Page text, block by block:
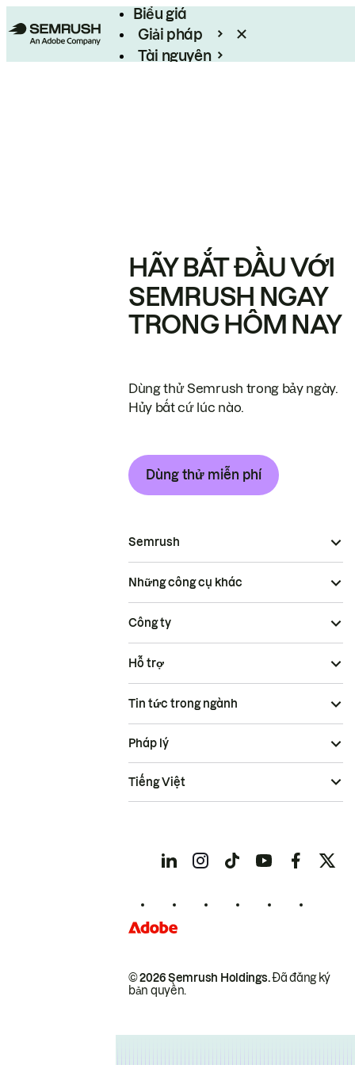
Biểu giá
Giải pháp
Tài nguyên
HÃY BẮT ĐẦU VỚI
SEMRUSH NGAY
TRONG HÔM NAY
Dùng thử Semrush trong bảy ngày.
Hủy bất cứ lúc nào.
Dùng thử miễn phí
Semrush
Những công cụ khác
Công ty
Hỗ trợ
Tin tức trong ngành
© 2026 Semrush Holdings.Đã đăng ký
bản quyền.
Pháp lý
Tiếng Việt